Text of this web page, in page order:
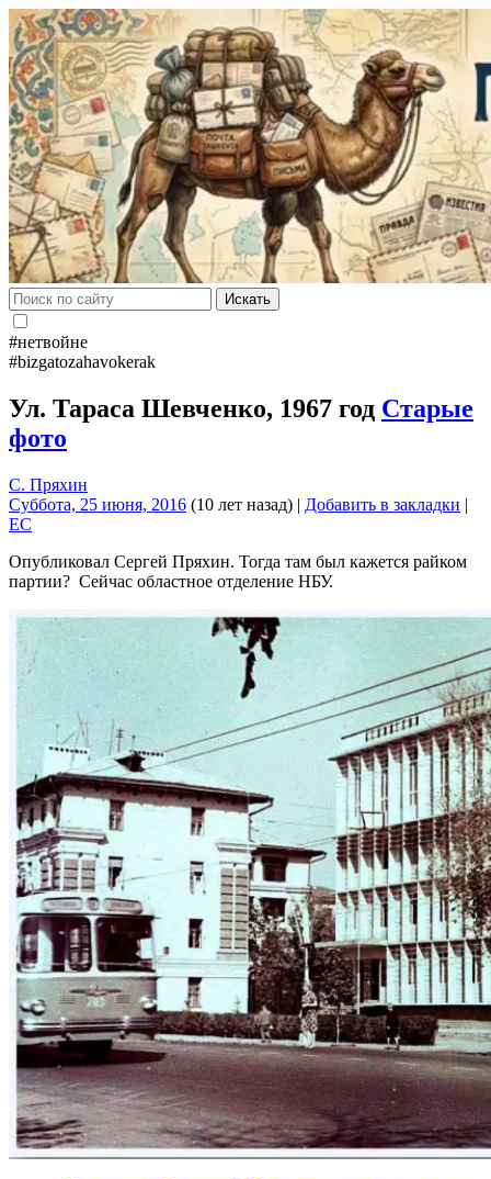
Искать
#нетвойне
#bizgatozahavokerak
Ул. Тараса Шевченко, 1967 год Старые
фото
С. Пряхин
Суббота, 25 июня, 2016 (10 лет назад) | Добавить в закладки |
EC
Опубликовал Сергей Пряхин. Тогда там был кажется райком
партии? Сейчас областное отделение НБУ.